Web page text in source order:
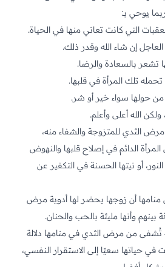
يوحي بـ:
التي كانت تعاني منها في الحياة.
إن شاء الله وقدر ذلك.
تشعر بالسعادة والرضا.
تحمله تلك المرأة في قلبها.
من حولها سواء خير أو شر.
الله أعلى وأعلم.
الثدي للمتزوجة والشفاء منه،
الدائم في إصلاح قلبها والنهوض
أو نيتها الحسنة في التكفير عن
منامها أن زوجها يحضر لها أدوية مرض
بينهم وأنها مليئة بالحب والحنان.
تُشفى من مرض الثدي في منامها دلالة
في حياتها سعيًا إلى الاستقرار النفسي،